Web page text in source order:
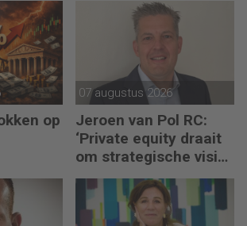
op
07 augustus 2026
Jeroen van Pol RC:
‘Private equity draait
om strategische visie
én operational
excellence’